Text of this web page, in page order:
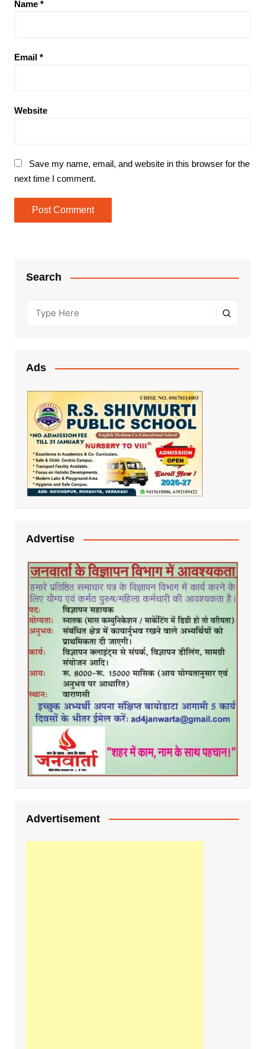
Name *
Email *
Website
Save my name, email, and website in this browser for the
next time I comment.
Search
Ads
Advertise
Advertisement